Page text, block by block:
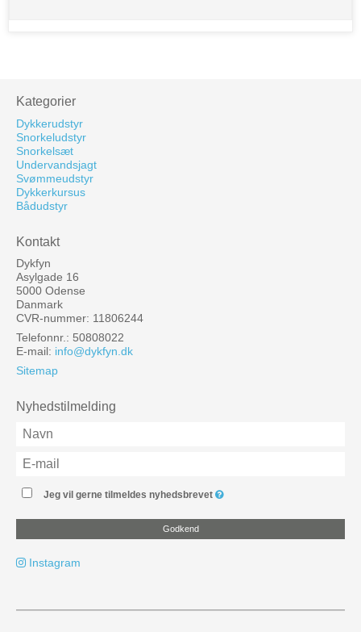
Kategorier
Dykkerudstyr
Snorkeludstyr
Snorkelsæt
Undervandsjagt
Svømmeudstyr
Dykkerkursus
Bådudstyr
Kontakt
Dykfyn
Asylgade 16
5000 Odense
Danmark
CVR-nummer: 11806244
Telefonnr.: 50808022
E-mail: info@dykfyn.dk
Sitemap
Nyhedstilmelding
Jeg vil gerne tilmeldes nyhedsbrevet
Godkend
Instagram